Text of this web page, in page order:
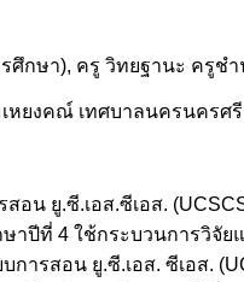
ศึกษา), ครู วิทยฐานะ ครูช
เหยงคณ์ เทศบาลนครนครศ
อน ยู.ซี.เอส.ซีเอส.
าปีที่ 4 ใช้กระบวนการวิจัย
การสอน ยู.ซี.เอส. ซีเอส.